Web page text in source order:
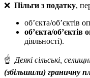
❌ Пільги з податку,
об’єкта/об’єктів
об’єкта/
діяльності).
☝ Деякі сільські,
(збільшили) граничну